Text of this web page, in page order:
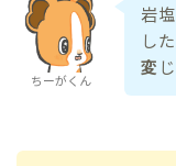
ちーがくん
岩
し
変